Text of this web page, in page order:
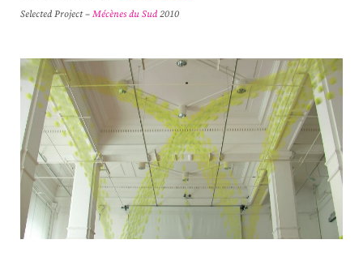
Selected Project – Mécènes du Sud 2010